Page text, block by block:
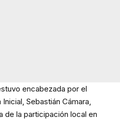
encabezada por el
Sebastián Cámara,
de la participación local en